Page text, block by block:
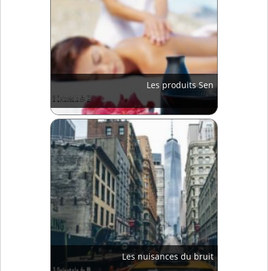
Les produits Sen
Les nuisances du bruit